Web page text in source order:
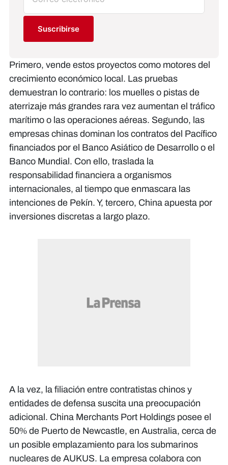
Suscribirse
Primero, vende estos proyectos como motores del
crecimiento económico local. Las pruebas
demuestran lo contrario: los muelles o pistas de
aterrizaje más grandes rara vez aumentan el tráfico
marítimo o las operaciones aéreas. Segundo, las
empresas chinas dominan los contratos del Pacífico
financiados por el Banco Asiático de Desarrollo o el
Banco Mundial. Con ello, traslada la
responsabilidad financiera a organismos
internacionales, al tiempo que enmascara las
intenciones de Pekín. Y, tercero, China apuesta por
inversiones discretas a largo plazo.
A la vez, la filiación entre contratistas chinos y
entidades de defensa suscita una preocupación
adicional. China Merchants Port Holdings posee el
50% de Puerto de Newcastle, en Australia, cerca de
un posible emplazamiento para los submarinos
nucleares de AUKUS. La empresa colabora con